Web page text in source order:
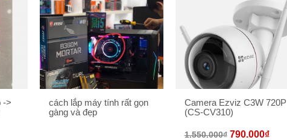
->
cách lắp máy tính rất gọn
gàng và đẹp
Camera Ezviz C3W 720P
(CS-CV310)
1.550.000₫ 790.000₫